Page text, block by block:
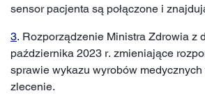
sensor pacjenta są połączone i
3. Rozporządzenie Ministra Zdrowia z
października 2023 r. zmieniające
sprawie wykazu wyrobów
zlecenie.